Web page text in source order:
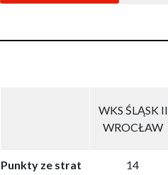
WKS ŚLĄSK II
WROCŁAW
Punkty ze strat 14